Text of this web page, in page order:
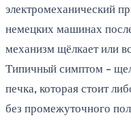
электромеханический
немецких машинах
механизм щёлкает или
Типичный симптом -
печка, которая стоит
без промежуточного